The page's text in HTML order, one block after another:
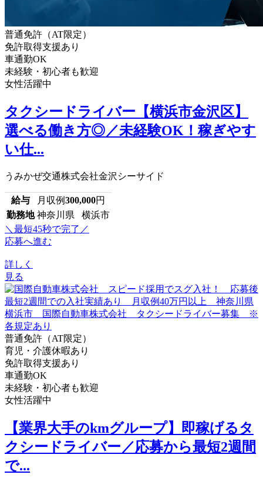
普通免許（AT限定）
免許取得支援あり
車通勤OK
未経験・初心者も歓迎
女性活躍中
タクシードライバー【横浜市金沢区】
選べる働き方◎／未経験OK！稼ぎやす
い仕...
うみかぜ交通株式会社金沢シーサイド
給与 月収例300,000円
勤務地 神奈川県 横浜市
＼最短45秒で完了／
応募へ進む
詳しく
見る
普通免許（AT限定）
育児・介護休暇あり
免許取得支援あり
車通勤OK
未経験・初心者も歓迎
女性活躍中
【業界大手のkmグループ】即稼げるタ
クシードライバー／応募から最短2週間
で...